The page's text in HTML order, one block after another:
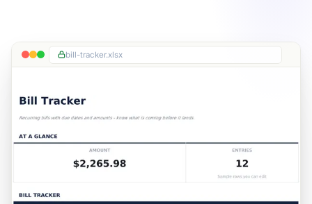
bill-tracker.xlsx